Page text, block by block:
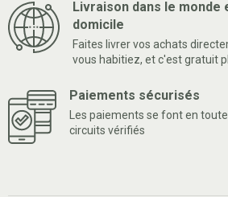
Livraison dans le monde
domicile
Faites livrer vos achats
vous habitiez, et c'est gratuit
Paiements sécurisés
Les paiements se font en
circuits vérifiés